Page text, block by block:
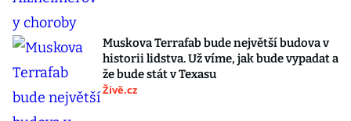
Muskova Terrafab bude největší budova v
historii lidstva. Už víme, jak bude vypadat a
že bude stát v Texasu
Živě.cz